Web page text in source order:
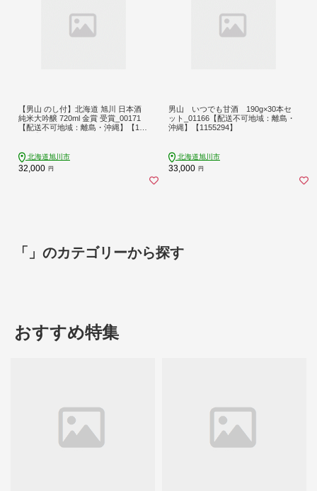
【男山 のし付】北海道 旭川 日本酒
純米大吟醸 720ml 金賞 受賞_00171
【配送不可地域：離島・沖縄】【115
北海道旭川市
32,000 円
男山 いつでも甘酒 190g×30本セ
ット_01166【配送不可地域：離島・
沖縄】【1155294】
北海道旭川市
33,000 円
「」のカテゴリーから探す
おすすめ特集